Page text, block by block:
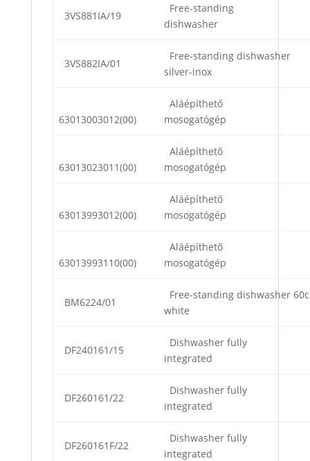
3VS881IA/19
Free-standing
dishwasher
3VS882IA/01
Free-standing dishwasher
silver-inox
63013003012(00)
Aláépíthető
mosogatógép
63013023011(00)
Aláépíthető
mosogatógép
63013993012(00)
Aláépíthető
mosogatógép
63013993110(00)
Aláépíthető
mosogatógép
BM6224/01
Free-standing dishwasher
white
DF240161/15
Dishwasher fully
integrated
DF260161/22
Dishwasher fully
integrated
DF260161F/22
Dishwasher fully
integrated